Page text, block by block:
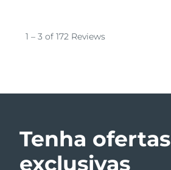
Tenha ofertas
exclusivas